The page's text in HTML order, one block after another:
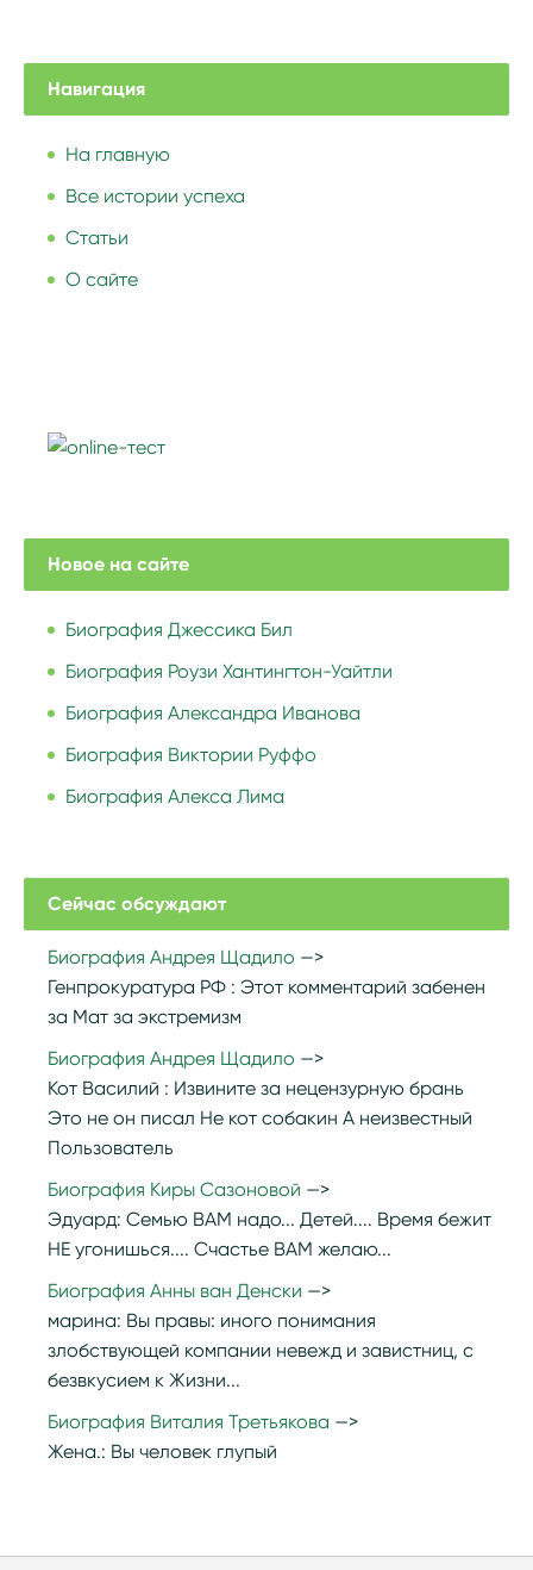
Навигация
На главную
Все истории успеха
Статьи
О сайте
Новое на сайте
Биография Джессика Бил
Биография Роузи Хантингтон-Уайтли
Биография Александра Иванова
Биография Виктории Руффо
Биография Алекса Лима
Сейчас обсуждают
Биография Андрея Щадило
Генпрокуратура РФ : Этот комментарий забенен
за Мат за экстремизм
Биография Андрея Щадило
Кот Василий : Извините за нецензурную брань
Это не он писал Не кот собакин А неизвестный
Пользователь
Биография Киры Сазоновой
Эдуард: Семью ВАМ надо... Детей.... Время бежит
НЕ угонишься.... Счастье ВАМ желаю...
Биография Анны ван Денски
марина: Вы правы: иного понимания
злобствующей компании невежд и завистниц, с
безвкусием к Жизни...
Биография Виталия Третьякова
Жена.: Вы человек глупый